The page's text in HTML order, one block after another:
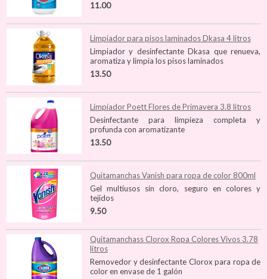
11.00
Limpiador para pisos laminados Dkasa 4 litros
Limpiador y desinfectante Dkasa que renueva,
aromatiza y limpia los pisos laminados
13.50
Limpiador Poett Flores de Primavera 3.8 litros
Desinfectante para limpieza completa y
profunda con aromatizante
13.50
Quitamanchas Vanish para ropa de color 800ml
Gel multiusos sin cloro, seguro en colores y
tejidos
9.50
Quitamanchass Clorox Ropa Colores Vivos 3.78
litros
Removedor y desinfectante Clorox para ropa de
color en envase de 1 galón